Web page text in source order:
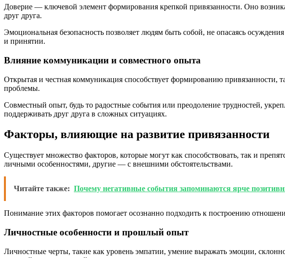
Доверие — ключевой элемент формирования крепкой привязанности. Оно
друг друга.
Эмоциональная безопасность позволяет людям быть собой, не опасаясь
и принятии.
Влияние коммуникации и совместного опыта
Открытая и честная коммуникация способствует формированию привязанности,
проблемы.
Совместный опыт, будь то радостные события или преодоление трудностей,
поддерживать друг друга в сложных ситуациях.
Факторы, влияющие на развитие привязанности
Существует множество факторов, которые могут как способствовать, так и
личными особенностями, другие — с внешними обстоятельствами.
Читайте также: Почему негативные события запоминаются ярче
Понимание этих факторов помогает осознанно подходить к построению
Личностные особенности и прошлый опыт
Личностные черты, такие как уровень эмпатии, умение выражать эмоции,